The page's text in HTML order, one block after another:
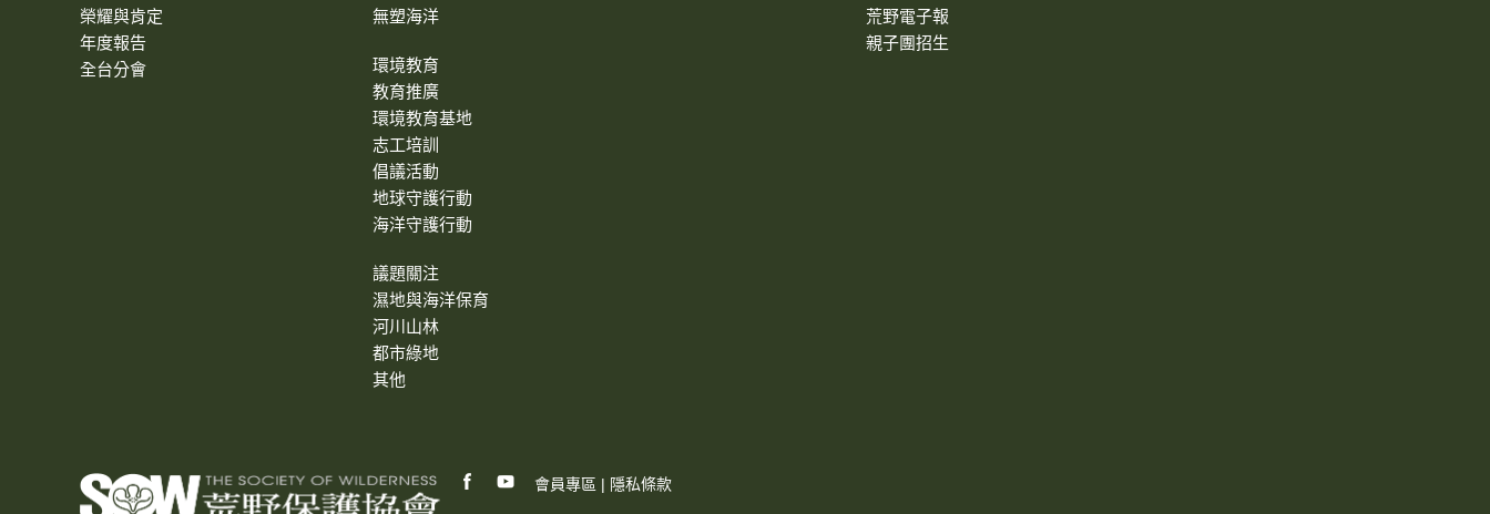
榮耀與肯定
年度報告
全台分會
無塑海洋
環境教育
教育推廣
環境教育基地
志工培訓
倡議活動
地球守護行動
海洋守護行動
議題關注
濕地與海洋保育
河川山林
都市綠地
其他
荒野電子報
親子團招生
會員專區 | 隱私條款